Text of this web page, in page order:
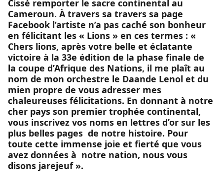
Cissé remporter le sacre continental au
Cameroun. À travers sa travers sa page
Facebook l’artiste n’a pas caché son bonheur
en félicitant les « Lions » en ces termes : «
Chers lions, après votre belle et éclatante
victoire à la 33e édition de la phase finale de
la coupe d’Afrique des Nations, il me plaît au
nom de mon orchestre le Daande Lenol et du
mien propre de vous adresser mes
chaleureuses félicitations. En donnant à notre
cher pays son premier trophée continental,
vous inscrivez vos noms en lettres d’or sur les
plus belles pages de notre histoire. Pour
toute cette immense joie et fierté que vous
avez données à notre nation, nous vous
disons jarejeuf ».